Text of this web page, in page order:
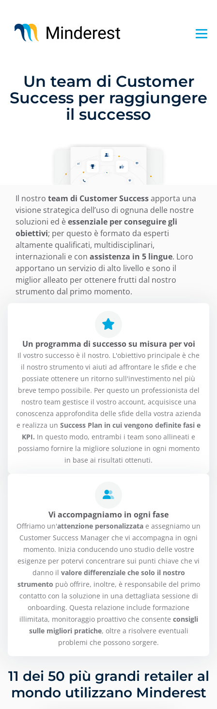
contenuto
principale
Un team di Customer
Success per raggiungere
il successo
Il nostro team di Customer Successapporta una
visione strategica dell’uso di ognuna delle nostre
soluzioni ed èessenziale per conseguire gli
obiettivi; per questo è formato da esperti
altamente qualificati, multidisciplinari,
internazionali e con assistenza in 5 lingue. Loro
apportano un servizio di alto livello e sono il
miglior alleato per ottenere frutti dal nostro
strumento dal primo momento.
Un programma di successo su misura per voi
Il vostro successo è il nostro. L'obiettivo principale è che
il nostro strumento vi aiuti ad affrontare le sfide e che
possiate ottenere un ritorno sull'investimento nel più
breve tempo possibile. Per questo un professionista del
nostro team gestisce il vostro account, acquisisce una
conoscenza approfondita delle sfide della vostra azienda
e realizza un Success Plan in cui vengono definite fasi e
KPI. In questo modo, entrambi i team sono allineati e
possiamo fornire la migliore soluzione in ogni momento
in base ai risultati ottenuti.
Vi accompagniamo in ogni fase
Offriamo un'attenzione personalizzata e assegniamo un
Customer Success Manager che vi accompagna in ogni
momento. Inizia conducendo uno studio delle vostre
esigenze per potervi concentrare sui punti chiave che vi
danno il valore differenziale che solo il nostro
strumento può offrire, inoltre, è responsabile del primo
contatto con la soluzione in una dettagliata sessione di
onboarding. Questa relazione include formazione
illimitata, monitoraggio proattivo che consente consigli
sulle migliori pratiche, oltre a risolvere eventuali
problemi che possono sorgere.
11 dei 50 più grandi retailer al
mondo utilizzano Minderest